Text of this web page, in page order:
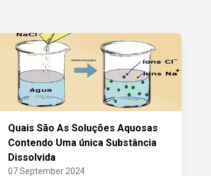
Quais São As Soluções Aquosas
Contendo Uma única Substância
Dissolvida
07 September 2024